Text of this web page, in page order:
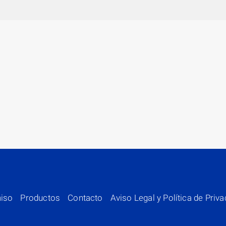
Productos Contacto Aviso Legal y Política de